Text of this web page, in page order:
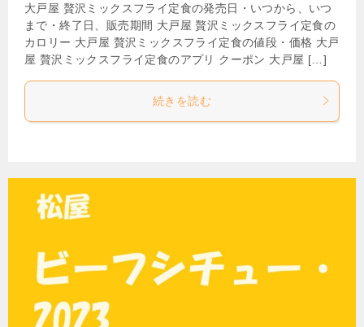
大戸屋 贅沢ミックスフライ定食の発売日・いつから、いつ
まで・終了日、販売期間 大戸屋 贅沢ミックスフライ定食の
カロリー 大戸屋 贅沢ミックスフライ定食の値段・価格 大戸
屋 贅沢ミックスフライ定食のアプリ クーポン 大戸屋 […]
続きを読む